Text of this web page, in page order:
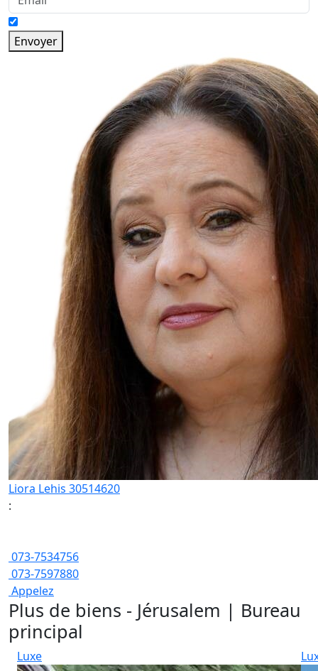
Envoyer
Liora Lehis 30514620
:
073-7534756
073-7597880
Appelez
Plus de biens - Jérusalem | Bureau
principal
Luxe